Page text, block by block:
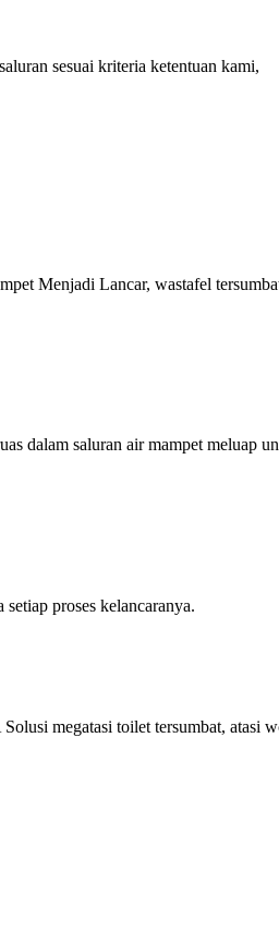
sesuai kriteria ketentuan kami,
Menjadi Lancar, wastafel
dalam saluran air mampet meluap
proses kelancaranya.
megatasi toilet tersumbat, atasi